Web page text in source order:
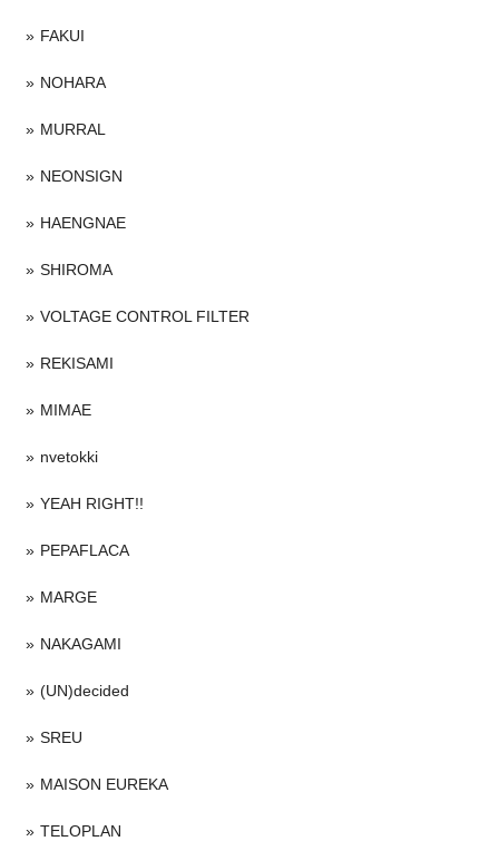
FAKUI
NOHARA
MURRAL
NEONSIGN
HAENGNAE
SHIROMA
VOLTAGE CONTROL FILTER
REKISAMI
MIMAE
nvetokki
YEAH RIGHT!!
PEPAFLACA
MARGE
NAKAGAMI
(UN)decided
SREU
MAISON EUREKA
TELOPLAN